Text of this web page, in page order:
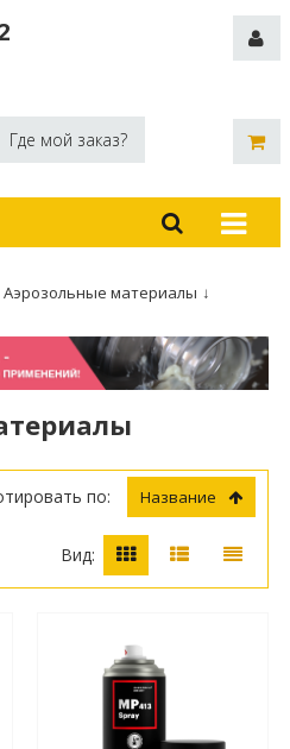
Где мой заказ?
Аэрозольные материалы ↓
по: Название
Вид: